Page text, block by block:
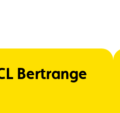
Bertrange